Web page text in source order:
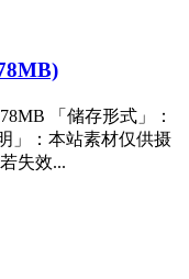
「储存形式」：
」：本站素材仅供摄
失效...